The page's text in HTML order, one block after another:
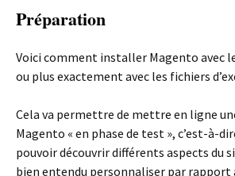
Préparation
Voici comment installer Magento avec
ou plus exactement avec les fichiers
Cela va permettre de mettre en ligne
Magento « en phase de test », c’est-à-
pouvoir découvrir différents aspects du
bien entendu personnaliser par rapport